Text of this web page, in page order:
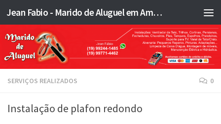
Skip to content Jean Fabio - Marido de Aluguel em Americana SP e região - JFMA
SERVIÇOS REALIZADOS 0
Instalação de plafon redondo